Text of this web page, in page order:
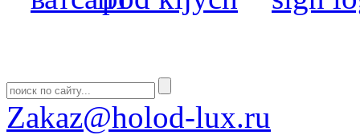
Zakaz@holod-lux.ru